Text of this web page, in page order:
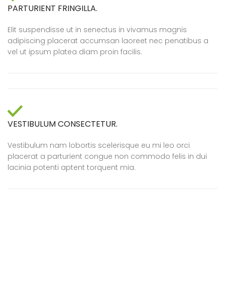
PARTURIENT FRINGILLA.
Elit suspendisse ut in senectus in vivamus magnis
adipiscing placerat accumsan laoreet nec penatibus a
vel ut ipsum platea diam proin facilis.
VESTIBULUM CONSECTETUR.
Vestibulum nam lobortis scelerisque eu mi leo orci
placerat a parturient congue non commodo felis in dui
lacinia potenti aptent torquent mia.